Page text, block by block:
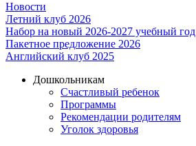
Новости
Летний клуб 2026
Набор на новый 2026-2027 учебный год
Пакетное предложение 2026
Английский клуб 2025
Дошкольникам
Счастливый ребенок
Программы
Рекомендации родителям
Уголок здоровья